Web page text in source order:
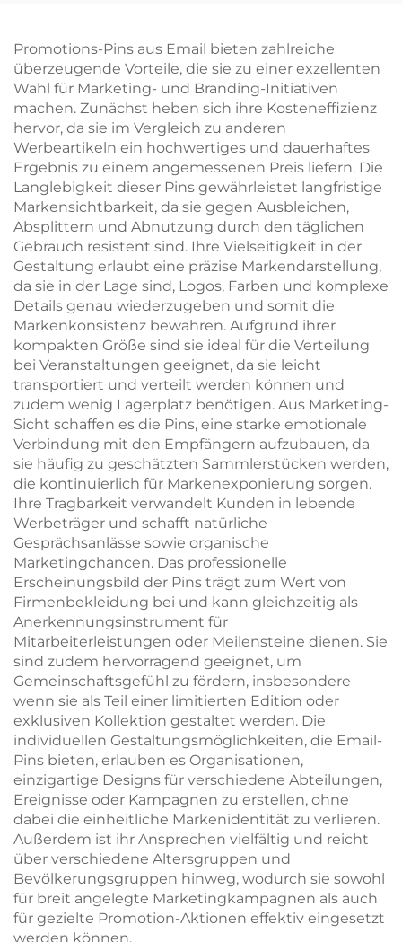
Promotions-Pins aus Email bieten zahlreiche
überzeugende Vorteile, die sie zu einer exzellenten
Wahl für Marketing- und Branding-Initiativen
machen. Zunächst heben sich ihre Kosteneffizienz
hervor, da sie im Vergleich zu anderen
Werbeartikeln ein hochwertiges und dauerhaftes
Ergebnis zu einem angemessenen Preis liefern. Die
Langlebigkeit dieser Pins gewährleistet langfristige
Markensichtbarkeit, da sie gegen Ausbleichen,
Absplittern und Abnutzung durch den täglichen
Gebrauch resistent sind. Ihre Vielseitigkeit in der
Gestaltung erlaubt eine präzise Markendarstellung,
da sie in der Lage sind, Logos, Farben und komplexe
Details genau wiederzugeben und somit die
Markenkonsistenz bewahren. Aufgrund ihrer
kompakten Größe sind sie ideal für die Verteilung
bei Veranstaltungen geeignet, da sie leicht
transportiert und verteilt werden können und
zudem wenig Lagerplatz benötigen. Aus Marketing-
Sicht schaffen es die Pins, eine starke emotionale
Verbindung mit den Empfängern aufzubauen, da
sie häufig zu geschätzten Sammlerstücken werden,
die kontinuierlich für Markenexponierung sorgen.
Ihre Tragbarkeit verwandelt Kunden in lebende
Werbeträger und schafft natürliche
Gesprächsanlässe sowie organische
Marketingchancen. Das professionelle
Erscheinungsbild der Pins trägt zum Wert von
Firmenbekleidung bei und kann gleichzeitig als
Anerkennungsinstrument für
Mitarbeiterleistungen oder Meilensteine dienen. Sie
sind zudem hervorragend geeignet, um
Gemeinschaftsgefühl zu fördern, insbesondere
wenn sie als Teil einer limitierten Edition oder
exklusiven Kollektion gestaltet werden. Die
individuellen Gestaltungsmöglichkeiten, die Email-
Pins bieten, erlauben es Organisationen,
einzigartige Designs für verschiedene Abteilungen,
Ereignisse oder Kampagnen zu erstellen, ohne
dabei die einheitliche Markenidentität zu verlieren.
Außerdem ist ihr Ansprechen vielfältig und reicht
über verschiedene Altersgruppen und
Bevölkerungsgruppen hinweg, wodurch sie sowohl
für breit angelegte Marketingkampagnen als auch
für gezielte Promotion-Aktionen effektiv eingesetzt
werden können.